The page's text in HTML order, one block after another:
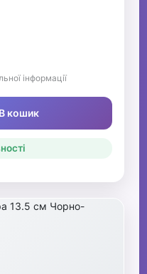
інформації
кошик